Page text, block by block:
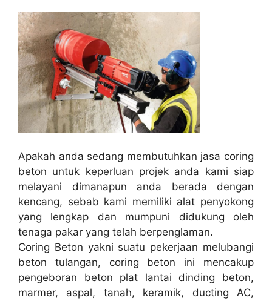
Apakah anda sedang membutuhkan jasa coring
beton untuk keperluan projek anda kami siap
melayani dimanapun anda berada dengan
kencang, sebab kami memiliki alat penyokong
yang lengkap dan mumpuni didukung oleh
tenaga pakar yang telah berpenglaman.
Coring Beton yakni suatu pekerjaan melubangi
beton tulangan, coring beton ini mencakup
pengeboran beton plat lantai dinding beton,
marmer, aspal, tanah, keramik, ducting AC,